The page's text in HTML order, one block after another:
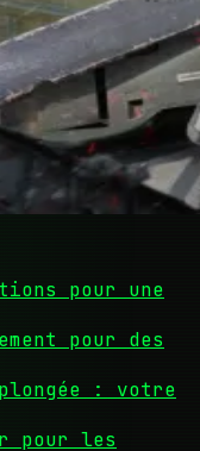
pour une
pour des
: votre
pour les